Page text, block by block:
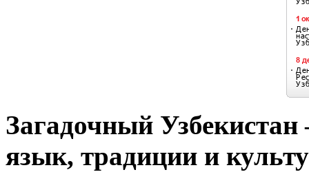
Загадочный
язык, традиции и